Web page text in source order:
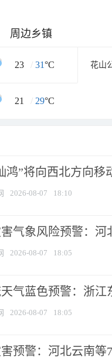
周边乡镇
23 / 31°C 花山
21 / 29°C
鸿”将向西北方向移
2026-08-07 18:10
气象风险预警：河
2026-08-07 18:05
气蓝色预警：浙江
2026-08-07 18:05
预警：河北云南